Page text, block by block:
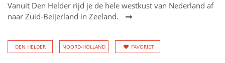
Vanuit Den Helder rijd je de hele westkust van Nederland af
naar Zuid-Beijerland in Zeeland.
DEN HELDER NOORD-HOLLAND FAVORIET